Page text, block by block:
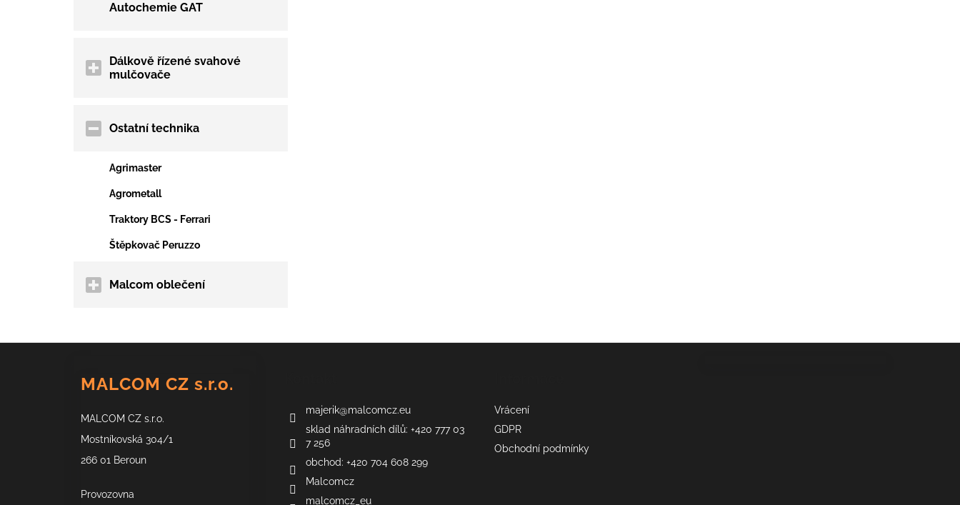
Autochemie GAT
Dálkově řízené svahové
mulčovače
Ostatní technika
Agrimaster
Agrometall
Traktory BCS - Ferrari
Štěpkovač Peruzzo
Malcom oblečení
MALCOM CZ s.r.o.
MALCOM CZ s.r.o.
Mostníkovská 304/1
266 01 Beroun
Provozovna
majerik@malcomcz.eu
sklad náhradních dílů: +420 777 03
7 256
obchod: +420 704 608 299
Malcomcz
malcomcz_eu
Vrácení
GDPR
Obchodní podmínky